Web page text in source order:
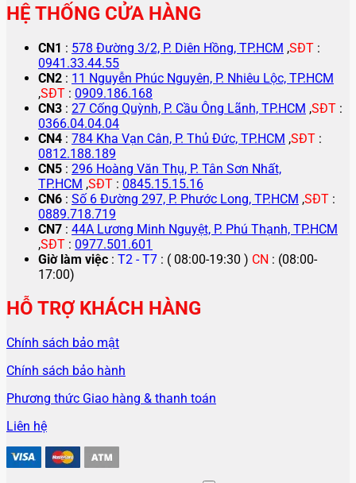
HỆ THỐNG CỬA HÀNG
CN1 : 578 Đường 3/2, P. Diên Hồng, TP.HCM ,SĐT :
0941.33.44.55
CN2 : 11 Nguyễn Phúc Nguyên, P. Nhiêu Lộc, TP.HCM
,SĐT : 0909.186.168
CN3 : 27 Cống Quỳnh, P. Cầu Ông Lãnh, TP.HCM ,SĐT :
0366.04.04.04
CN4 : 784 Kha Vạn Cân, P. Thủ Đức, TP.HCM ,SĐT :
0812.188.189
CN5 : 296 Hoàng Văn Thụ, P. Tân Sơn Nhất,
TP.HCM ,SĐT : 0845.15.15.16
CN6 : Số 6 Đường 297, P. Phước Long, TP.HCM ,SĐT :
0889.718.719
CN7 : 44A Lương Minh Nguyệt, P. Phú Thạnh, TP.HCM
,SĐT : 0977.501.601
Giờ làm việc : T2 - T7 : ( 08:00-19:30 ) CN : (08:00-
17:00)
HỖ TRỢ KHÁCH HÀNG
Chính sách bảo mật
Chính sách bảo hành
Phương thức Giao hàng & thanh toán
Liên hệ